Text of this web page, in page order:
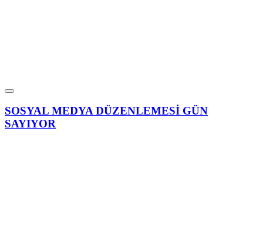
SOSYAL MEDYA DÜZENLEMESİ GÜN
SAYIYOR